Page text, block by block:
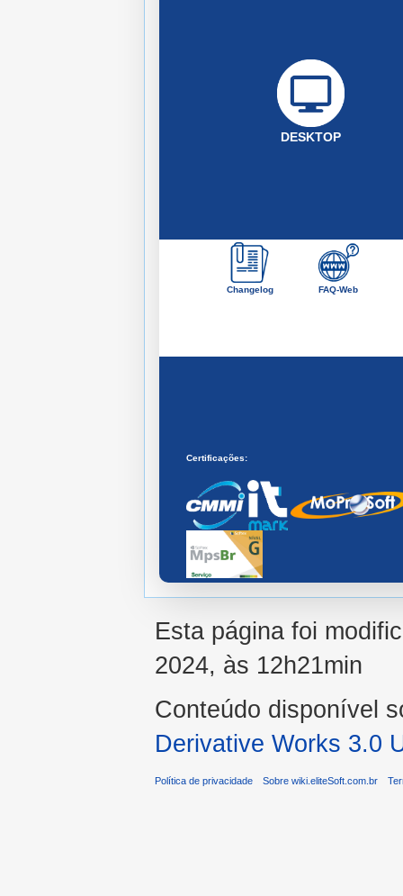
DESKTOP
Changelog FAQ-Web
Certificações:
Esta página foi
2024, às 12h21min
Conteúdo disponível
Derivative Works 3.0
Política de privacidade Sobre wiki.eliteSoft.com.br